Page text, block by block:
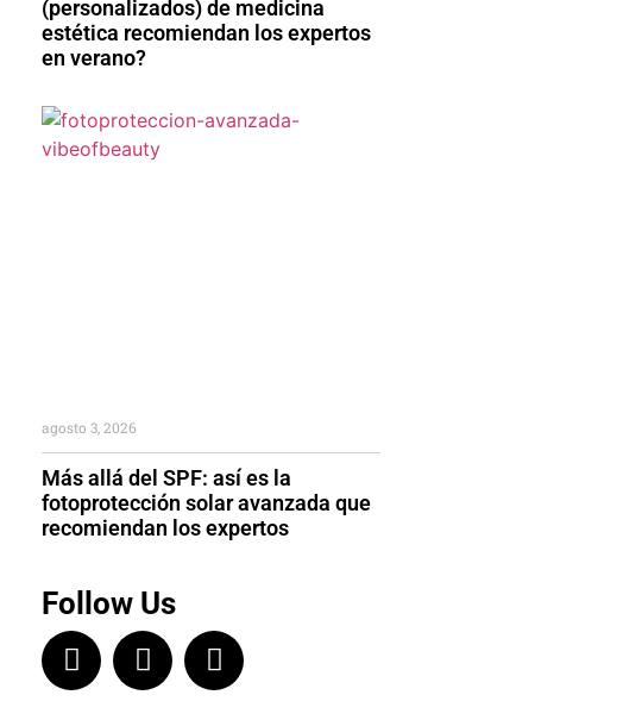
(personalizados) de medicina
estética recomiendan los expertos
en verano?
Más allá del SPF: así es la
fotoprotección solar avanzada que
recomiendan los expertos
agosto 3, 2026
Follow Us